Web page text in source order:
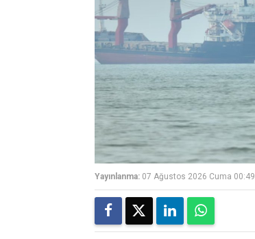
Yayınlanma: 07 Ağustos 2026 Cuma 00:49